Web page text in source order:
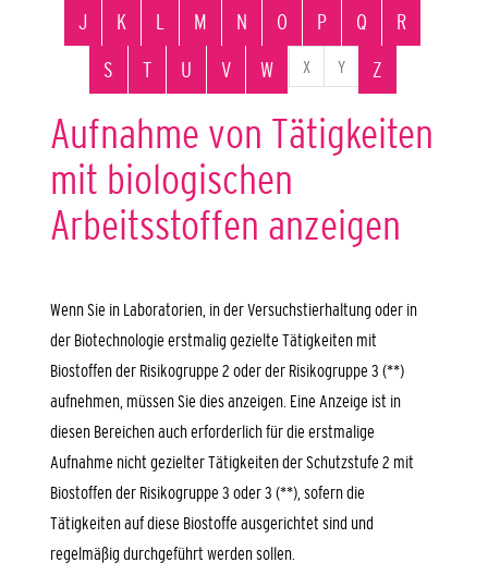
J
K L M N O P Q
R
S
T U V W X Y Z
Aufnahme von Tätigkeiten
mit biologischen
Arbeitsstoffen anzeigen
Wenn Sie in Laboratorien, in der Versuchstierhaltung oder in
der Biotechnologie erstmalig gezielte Tätigkeiten mit
Biostoffen der Risikogruppe 2 oder der Risikogruppe 3 (**)
aufnehmen, müssen Sie dies anzeigen. Eine Anzeige ist in
diesen Bereichen auch erforderlich für die erstmalige
Aufnahme nicht gezielter Tätigkeiten der Schutzstufe 2 mit
Biostoffen der Risikogruppe 3 oder 3 (**), sofern die
Tätigkeiten auf diese Biostoffe ausgerichtet sind und
regelmäßig durchgeführt werden sollen.